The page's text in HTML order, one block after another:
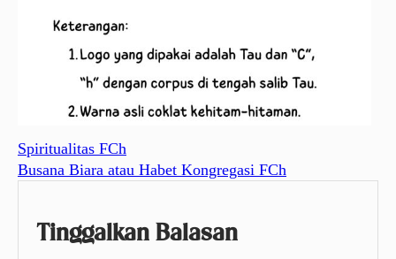
Spiritualitas FCh
Busana Biara atau Habet Kongregasi FCh
Tinggalkan Balasan